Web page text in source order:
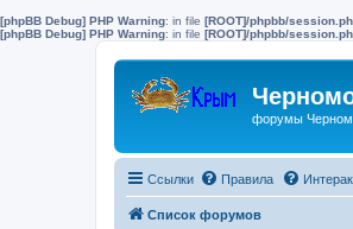
[phpBB Debug] PHP Warning: in file [ROOT]/phpbb/
[phpBB Debug] PHP Warning: in file [ROOT]/phpbb/
форумы
Ссылки Правила
Список форумов